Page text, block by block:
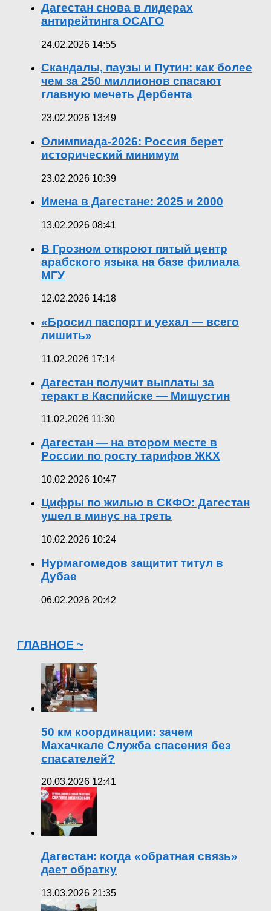
Дагестан снова в лидерах
антирейтинга ОСАГО
24.02.2026 14:55
Скандалы, паузы и Путин: как более
чем за 250 миллионов спасают
главную мечеть Дербента
23.02.2026 13:49
Олимпиада-2026: Россия берет
исторический минимум
23.02.2026 10:39
Имена в Дагестане: 2025 и 2000
13.02.2026 08:41
В Грозном откроют пятый центр
арабского языка на базе филиала
МГУ
12.02.2026 14:18
«Бросил паспорт и уехал — всего
лишить»
11.02.2026 17:14
Дагестан получит выплаты за
теракт в Каспийске — Мишустин
11.02.2026 11:30
Дагестан — на втором месте в
России по росту тарифов ЖКХ
10.02.2026 10:47
Цифры по жилью в СКФО: Дагестан
ушел в минус на треть
10.02.2026 10:24
Нурмагомедов защитит титул в
Дубае
06.02.2026 20:42
ГЛАВНОЕ ~
50 км координации: зачем
Махачкале Служба спасения без
спасателей?
20.03.2026 12:41
Дагестан: когда «обратная связь»
дает обратку
13.03.2026 21:35